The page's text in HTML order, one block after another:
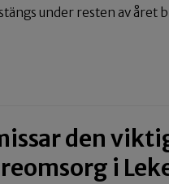
under resten av
den
i